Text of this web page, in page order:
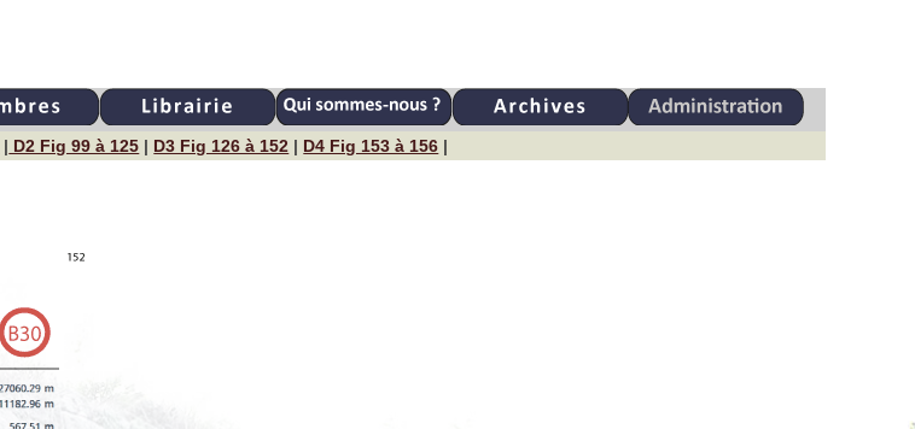
| D2 Fig 99 à 125 | D3 Fig 126 à 152 | D4 Fig 153 à 156 |